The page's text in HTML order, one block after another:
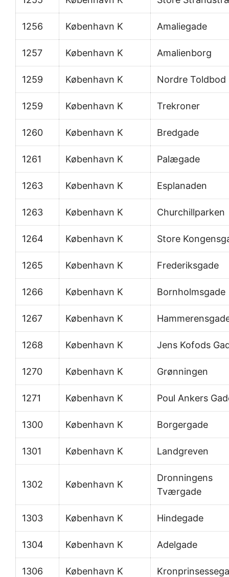
1256 København K Amaliegade
1257 København K Amalienborg
1259 København K Nordre Toldbod
1259 København K Trekroner
1260 København K Bredgade
1261 København K Palægade
1263 København K Esplanaden
1263 København K Churchillparken
1264 København K Store
1265 København K Frederiksgade
1266 København K Bornholmsgade
1267 København K
1268 København K Jens Kofods
1270 København K Grønningen
1271 København K Poul Ankers
1300 København K Borgergade
1301 København K Landgreven
1302 København K
Dronningens
Tværgade
1303 København K Hindegade
1304 København K Adelgade
1306 København K